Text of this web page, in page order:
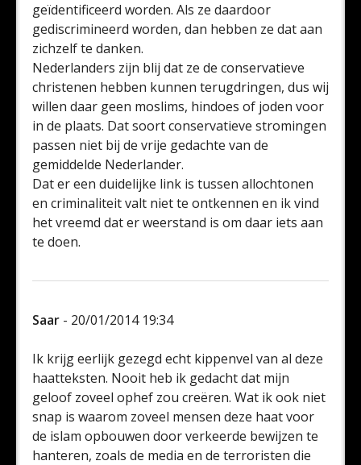
geïdentificeerd worden. Als ze daardoor
gediscrimineerd worden, dan hebben ze dat aan
zichzelf te danken.
Nederlanders zijn blij dat ze de conservatieve
christenen hebben kunnen terugdringen, dus wij
willen daar geen moslims, hindoes of joden voor
in de plaats. Dat soort conservatieve stromingen
passen niet bij de vrije gedachte van de
gemiddelde Nederlander.
Dat er een duidelijke link is tussen allochtonen
en criminaliteit valt niet te ontkennen en ik vind
het vreemd dat er weerstand is om daar iets aan
te doen.
Saar - 20/01/2014 19:34
Ik krijg eerlijk gezegd echt kippenvel van al deze
haatteksten. Nooit heb ik gedacht dat mijn
geloof zoveel ophef zou creëren. Wat ik ook niet
snap is waarom zoveel mensen deze haat voor
de islam opbouwen door verkeerde bewijzen te
hanteren, zoals de media en de terroristen die